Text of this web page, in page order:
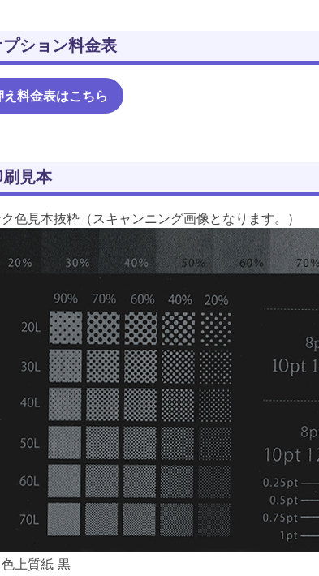
ション料金表
え料金表はこちら
見本
色見本抜粋（スキャンニング画像となります。）
上質紙 黒